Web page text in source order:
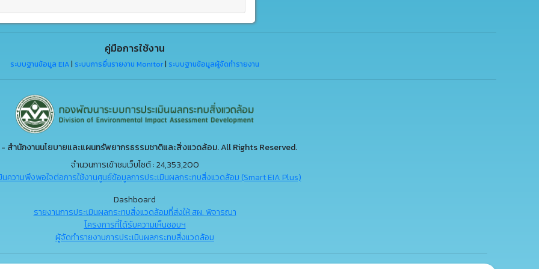
คู่มือการใช้งาน
ระบบฐานข้อมูล EIA ระบบการยื่นรายงาน Monitor ระบบฐานข้อมูลผู้จัดทำรายงาน
สำนักงานนโยบายและแผนทรัพยากรธรรมชาติและสิ่งแวดล้อม. All Rights Reserved.
จำนวนการเข้าชมเว็บไซต์ : 24,353,200
นความพึงพอใจต่อการใช้งานศูนย์ข้อมูลการประเมินผลกระทบสิ่งแวดล้อม (Smart EIA Plus)
Dashboard
รายงานการประเมินผลกระทบสิ่งแวดล้อมที่ส่งให้ สผ. พิจารณา
โครงการที่ได้รับความเห็นชอบฯ
ผู้จัดทำรายงานการประเมินผลกระทบสิ่งแวดล้อม